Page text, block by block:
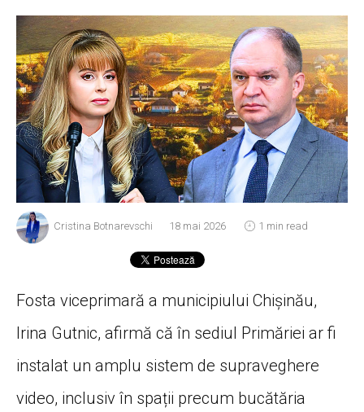
Cristina Botnarevschi 18 mai 2026 1 min read
Fosta viceprimară a municipiului Chișinău,
Irina Gutnic, afirmă că în sediul Primăriei ar fi
instalat un amplu sistem de supraveghere
video, inclusiv în spații precum bucătăria